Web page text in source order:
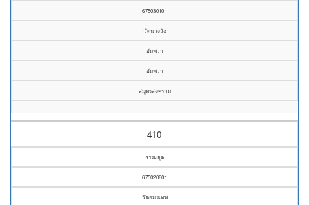
675030101
วัดนางวัง
อัมพวา
อัมพวา
สมุทรสงคราม
410
ธรรมยุต
675020801
วัดอมรเทพ